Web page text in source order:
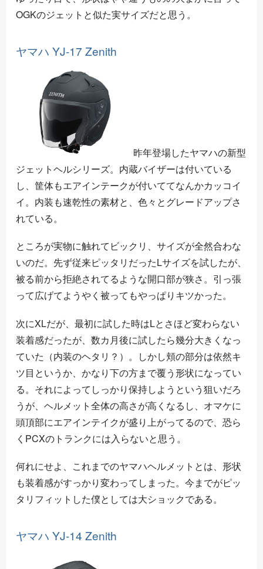
OGKのジェットと似た実サイズだと思う。
ヤマハ YJ-17 Zenith
昨年登場したヤマハの新型
ジェットヘルシリーズ。内蔵バイザーは付いている
し、筐体もエアインテークが付いててなんかカッコイ
イ。内装も速乾性の素材と、色々とグレードアップさ
れている。
ところが実物に触れてビックリ、サイズが全然合わな
いのだ。先ず従来ピッタリだったLサイズを試したが、
被る前から拒絶されてるような開口部が狭さ。引っ張
って広げてようやく被ってもやっぱりキツかった。
次にXLだが、最初に試した時はLとさほど変わらない
装着感だったが、数カ月後に試したら幾分大きくなっ
ていた（内装のヘタリ？）。しかし頬の部分は依然キ
ツ目というか、かなり下の方まで覆う形状になってい
る。それによってしっかり保持しようという狙いだろ
うが、ヘルメット全体の高さが高くなるし、オマケに
頭頂部にエアインテイクが盛り上がってるので、恐ら
くPCXのトランクには入らないと思う。
何れにせよ、これまでのヤマハヘルメットとは、形状
も装着感がすっかり変わってしまった。今までがピッ
タリフィットした僕としては大ショックである。
ヤマハ YJ-14 Zenith